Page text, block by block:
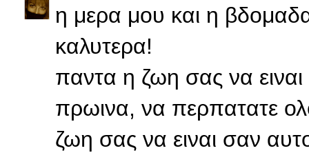
η μερα μου και η
καλυτερα!
παντα η ζωη σας να
πρωινα, να περπατατε
ζωη σας να ειναι σαν